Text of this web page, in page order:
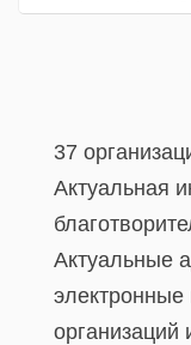
37
Актуальная
Актуальные
организаций